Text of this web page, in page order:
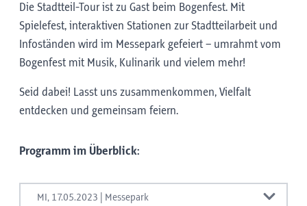
Die Stadtteil-Tour ist zu Gast beim Bogenfest. Mit
Spielefest, interaktiven Stationen zur Stadtteilarbeit und
Infoständen wird im Messepark gefeiert – umrahmt vom
Bogenfest mit Musik, Kulinarik und vielem mehr!
Seid dabei! Lasst uns zusammenkommen, Vielfalt
entdecken und gemeinsam feiern.
Programm im Überblick:
MI, 17.05.2023 | Messepark